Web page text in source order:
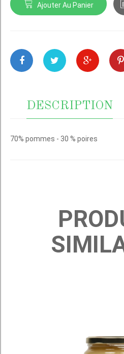
Ajouter Au Panier
DESCRIPTION
70% pommes - 30 % poires